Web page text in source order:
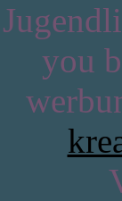
you